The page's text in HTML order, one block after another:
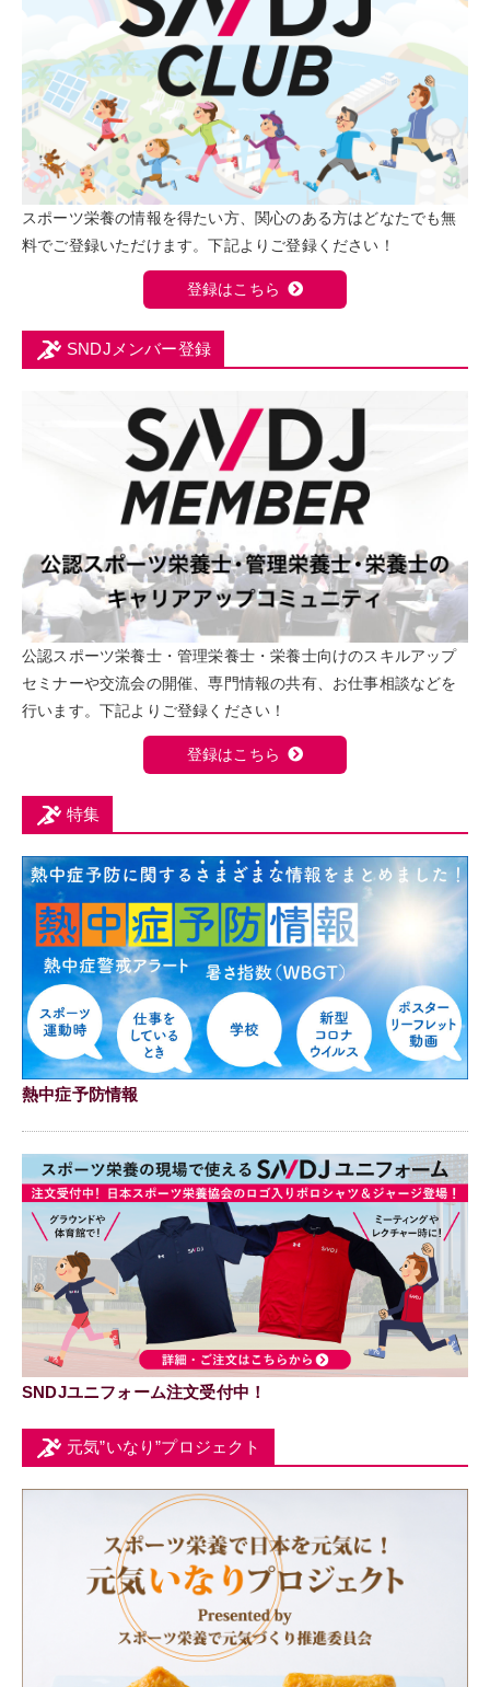
スポーツ栄養の情報を得たい方、関心のある方はどなたでも無
料でご登録いただけます。下記よりご登録ください！
登録はこちら
SNDJメンバー登録
公認スポーツ栄養士・管理栄養士・栄養士向けのスキルアップ
セミナーや交流会の開催、専門情報の共有、お仕事相談などを
行います。下記よりご登録ください！
登録はこちら
特集
熱中症予防情報
SNDJユニフォーム注文受付中！
元気”いなり”プロジェクト